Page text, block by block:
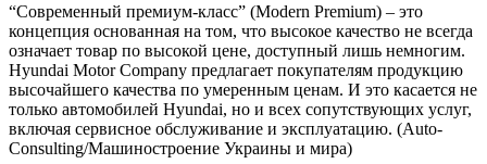
“Современный премиум-класс” (Modern Premium) – это
концепция основанная на том, что высокое качество не всегда
означает товар по высокой цене, доступный лишь немногим.
Hyundai Motor Company предлагает покупателям продукцию
высочайшего качества по умеренным ценам. И это касается не
только автомобилей Hyundai, но и всех сопутствующих услуг,
включая сервисное обслуживание и эксплуатацию. (Auto-
Consulting/Машиностроение Украины и мира)